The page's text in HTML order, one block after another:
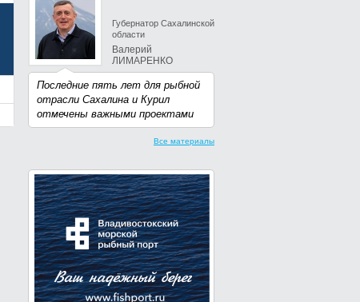
Губернатор Сахалинской
области
Валерий
ЛИМАРЕНКО
Последние пять лет для рыбной
отрасли Сахалина и Курил
отмечены важными проектами
Все материалы